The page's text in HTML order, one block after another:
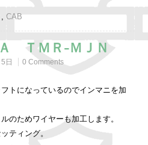
,CAB
ＴＭＲ-ＭＪＮ
日 0 Comments
トになっているのでインマニを加
のためワイヤーも加工します。
ティング。